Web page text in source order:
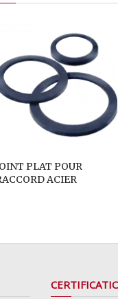
PLAT POUR
ACIER